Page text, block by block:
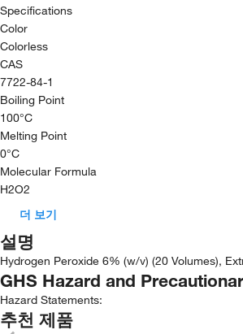
Specifications
Color
Colorless
CAS
7722-84-1
Boiling Point
100°C
Melting Point
0°C
Molecular Formula
H2O2
더 보기
설명
Hydrogen Peroxide 6% (w/v) (20 Volumes),
GHS Hazard and
Hazard Statements:
추천 제품